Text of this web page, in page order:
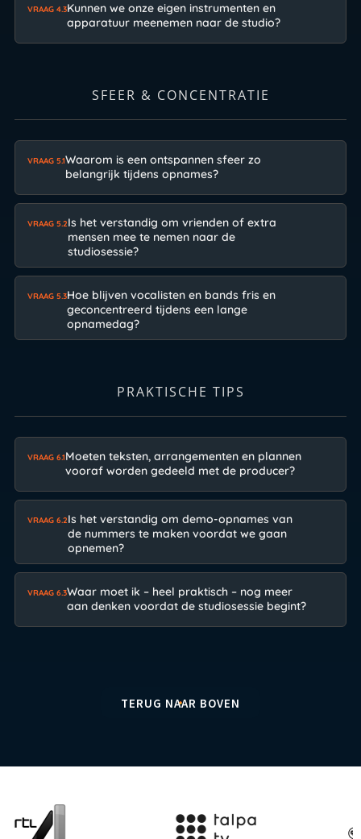
VRAAG 4.3Kunnen we onze eigen instrumenten en
apparatuur meenemen naar de studio?
SFEER & CONCENTRATIE
VRAAG 5.1Waarom is een ontspannen sfeer zo
belangrijk tijdens opnames?
VRAAG 5.2Is het verstandig om vrienden of extra
mensen mee te nemen naar de
studiosessie?
VRAAG 5.3Hoe blijven vocalisten en bands fris en
geconcentreerd tijdens een lange
opnamedag?
PRAKTISCHE TIPS
VRAAG 6.1Moeten teksten, arrangementen en plannen
vooraf worden gedeeld met de producer?
VRAAG 6.2Is het verstandig om demo-opnames van
de nummers te maken voordat we gaan
opnemen?
VRAAG 6.3Waar moet ik – heel praktisch – nog meer
aan denken voordat de studiosessie begint?
TERUG NAAR BOVEN